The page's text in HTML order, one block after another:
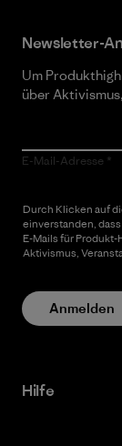
Newsletter-
Um
über
E-Mail-Adresse
Durch Klicken auf
einverstanden,
E-Mails für
Aktivismus,
Anmelden
Hilfe